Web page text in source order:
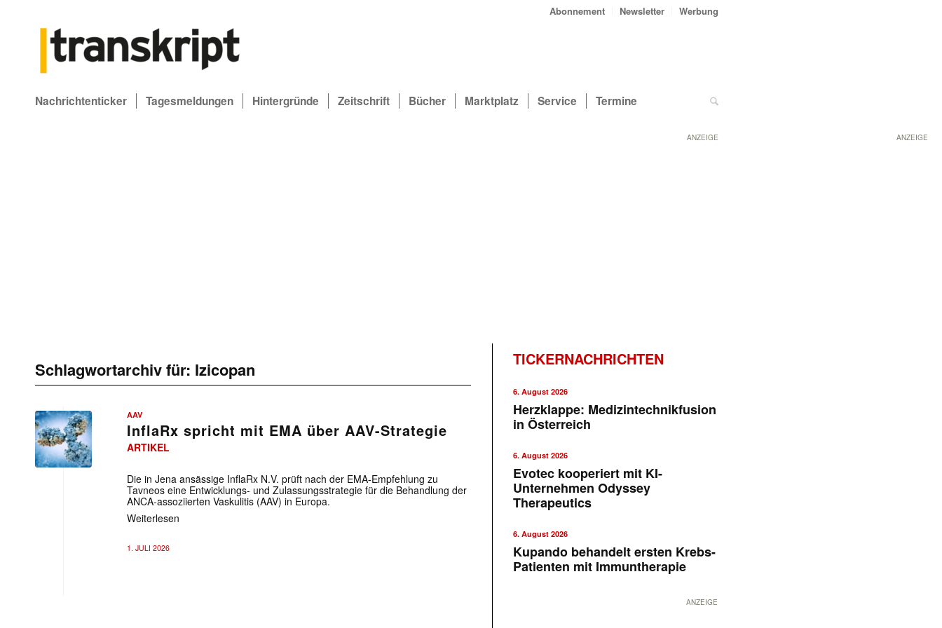
ANZEIGE
Abonnement Newsletter Werbung
Nachrichtenticker Tagesmeldungen Hintergründe Zeitschrift Bücher Marktplatz Service Termine
ANZEIGE
Schlagwortarchiv für: Izicopan
AAV
InflaRx spricht mit EMA über AAV-Strategie
ARTIKEL
Die in Jena ansässige InflaRx N.V. prüft nach der EMA-Empfehlung zu
Tavneos eine Entwicklungs- und Zulassungsstrategie für die Behandlung der
ANCA-assoziierten Vaskulitis (AAV) in Europa.
Weiterlesen
1. JULI 2026
TICKERNACHRICHTEN
6. August 2026
Herzklappe: Medizintechnikfusion
in Österreich
6. August 2026
Evotec kooperiert mit KI-
Unternehmen Odyssey
Therapeutics
6. August 2026
Kupando behandelt ersten Krebs-
Patienten mit Immuntherapie
ANZEIGE